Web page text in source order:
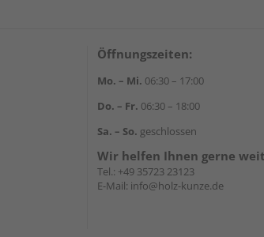
Öffnungszeiten:
Mo. – Mi. 06:30 – 17:00
Do. – Fr. 06:30 – 18:00
Sa. – So. geschlossen
Wir helfen Ihnen gerne
Tel.: +49 35723 23123
E-Mail: info@holz-kunze.de